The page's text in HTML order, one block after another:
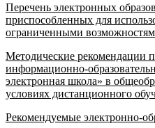
Перечень электронных
приспособленных для
ограниченными
Методические рекомендации
информационно-
электронная школа» в
условиях дистанционного
Рекомендуемые электронно-